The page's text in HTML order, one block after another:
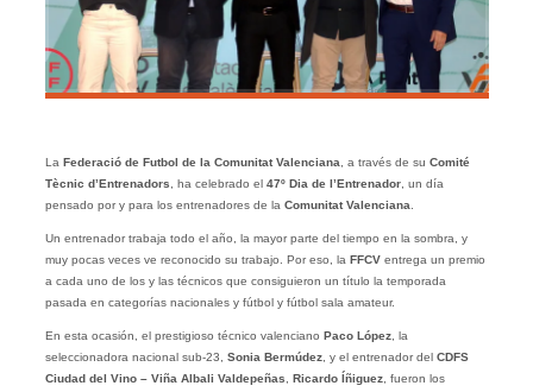
La Federació de Futbol de la Comunitat Valenciana , a través de su Comité
Tècnic d’Entrenadors , ha celebrado el 47º Dia de l’Entrenador, un día
pensado por y para los entrenadores de la Comunitat Valenciana
Un entrenador trabaja todo el año, la mayor parte del tiempo en la sombra, y
muy pocas veces ve reconocido su trabajo. Por eso, la FFCVentrega un premio
a cada uno de los y las técnicos que consiguieron un título la temporada
pasada en categorías nacionales y fútbol y fútbol sala amateur.
En esta ocasión, el prestigioso técnico valenciano Paco López, la
seleccionadora nacional sub-23, Sonia Bermúdez, y el entrenador del CDFS
Ciudad del Vino – Viña Albali Valdepeñas
Ricardo Íñiguez, fueron los